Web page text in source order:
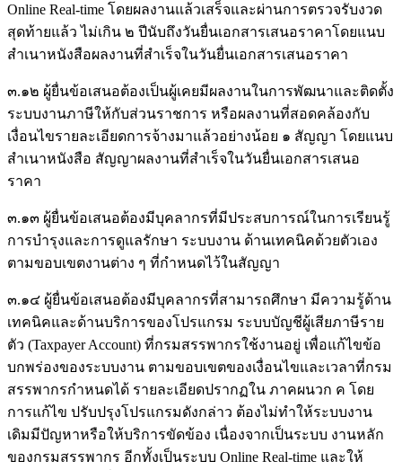
Online Real-time โดยผลงานแล้วเสร็จและผ่านการตรวจรับงวด
สุดท้ายแล้ว ไม่เกิน ๒ ปีนับถึงวันยื่นเอกสารเสนอราคาโดยแนบ
สําเนาหนังสือผลงานที่สําเร็จในวันยื่นเอกสารเสนอราคา
๓.๑๒ ผู้ยื่นข้อเสนอต้องเป็นผู้เคยมีผลงานในการพัฒนาและติดตั้ง
ระบบงานภาษีให้กับส่วนราชการ หรือผลงานที่สอดคล้องกับ
เงื่อนไขรายละเอียดการจ้างมาแล้วอย่างน้อย ๑ สัญญา โดยแนบ
สําเนาหนังสือ สัญญาผลงานที่สําเร็จในวันยื่นเอกสารเสนอ
ราคา
๓.๑๓ ผู้ยื่นข้อเสนอต้องมีบุคลากรที่มีประสบการณ์ในการเรียนรู้
การบํารุงและการดูแลรักษา ระบบงาน ด้านเทคนิคด้วยตัวเอง
ตามขอบเขตงานต่าง ๆ ที่กําหนดไว้ในสัญญา
๓.๑๔ ผู้ยื่นข้อเสนอต้องมีบุคลากรที่สามารถศึกษา มีความรู้ด้าน
เทคนิคและด้านบริการของโปรแกรม ระบบบัญชีผู้เสียภาษีราย
ตัว (Taxpayer Account) ที่กรมสรรพากรใช้งานอยู่ เพื่อแก้ไขข้อ
บกพร่องของระบบงาน ตามขอบเขตของเงื่อนไขและเวลาที่กรม
สรรพากรกําหนดได้ รายละเอียดปรากฏใน ภาคผนวก ค โดย
การแก้ไข ปรับปรุงโปรแกรมดังกล่าว ต้องไม่ทําให้ระบบงาน
เดิมมีปัญหาหรือให้บริการขัดข้อง เนื่องจากเป็นระบบ งานหลัก
ของกรมสรรพากร อีกทั้งเป็นระบบ Online Real-time และให้